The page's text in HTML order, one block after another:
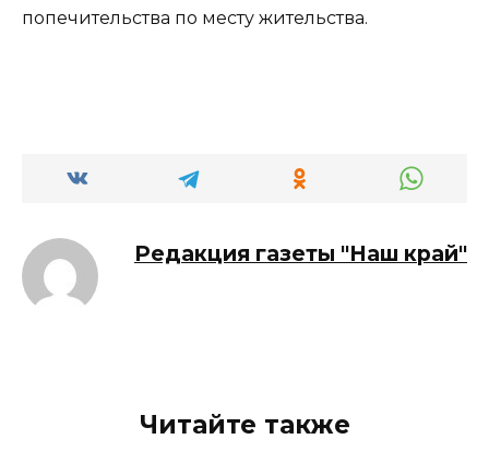
попечительства по месту жительства.
Редакция газеты "Наш край"
Читайте также